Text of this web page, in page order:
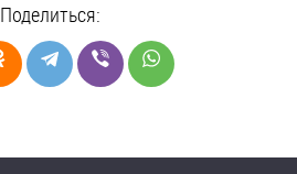
Поделиться: